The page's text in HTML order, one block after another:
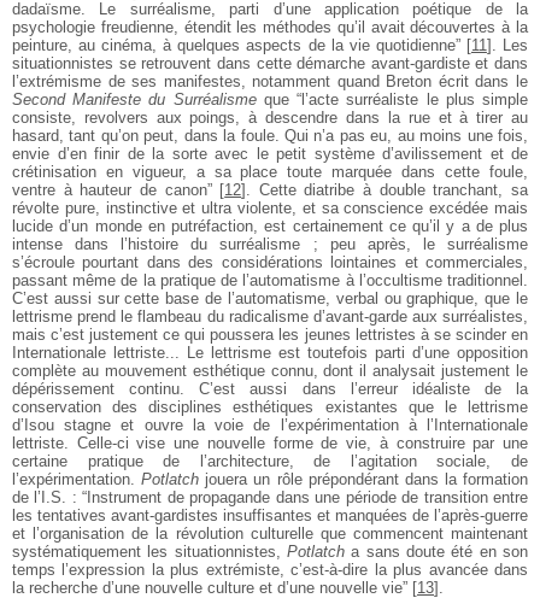
dadaïsme. Le surréalisme, parti d’une application poétique de la
psychologie freudienne, étendit les méthodes qu’il avait découvertes à la
peinture, au cinéma, à quelques aspects de la vie quotidienne”[11] . Les
situationnistes se retrouvent dans cette démarche avant-gardiste et dans
l’extrémisme de ses manifestes, notamment quand Breton écrit dans le
Second Manifeste du Surréalismeque “l’acte surréaliste le plus simple
consiste, revolvers aux poings, à descendre dans la rue et à tirer au
hasard, tant qu’on peut, dans la foule. Qui n’a pas eu, au moins une fois,
envie d’en finir de la sorte avec le petit système d’avilissement et de
crétinisation en vigueur, a sa place toute marquée dans cette foule,
ventre à hauteur de canon”[12] . Cette diatribe à double tranchant, sa
révolte pure, instinctive et ultra violente, et sa conscience excédée mais
lucide d’un monde en putréfaction, est certainement ce qu’il y a de plus
intense dans l’histoire du surréalisme ; peu après, le surréalisme
s’écroule pourtant dans des considérations lointaines et commerciales,
passant même de la pratique de l’automatisme à l’occultisme traditionnel.
C’est aussi sur cette base de l’automatisme, verbal ou graphique, que le
lettrisme prend le flambeau du radicalisme d’avant-garde aux surréalistes,
mais c’est justement ce qui poussera les jeunes lettristes à se scinder en
Internationale lettriste... Le lettrisme est toutefois parti d’une opposition
complète au mouvement esthétique connu, dont il analysait justement le
dépérissement continu. C’est aussi dans l’erreur idéaliste de la
conservation des disciplines esthétiques existantes que le lettrisme
d’Isou stagne et ouvre la voie de l’expérimentation à l’Internationale
lettriste. Celle-ci vise une nouvelle forme de vie, à construire par une
certaine pratique de l’architecture, de l’agitation sociale, de
l’expérimentation.Potlatch jouera un rôle prépondérant dans la formation
de l’I.S. : “Instrument de propagande dans une période de transition entre
les tentatives avant-gardistes insuffisantes et manquées de l’après-guerre
et l’organisation de la révolution culturelle que commencent maintenant
systématiquement les situationnistes, Potlatch a sans doute été en son
temps l’expression la plus extrémiste, c’est-à-dire la plus avancée dans
la recherche d’une nouvelle culture et d’une nouvelle vie” [13]